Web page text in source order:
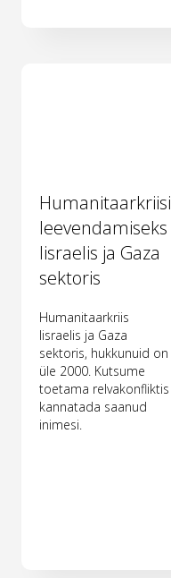
Humanitaarkriisi
leevendamiseks
Iisraelis ja Gaza
sektoris
Humanitaarkriis
Iisraelis ja Gaza
sektoris, hukkunuid on
üle 2000. Kutsume
toetama relvakonfliktis
kannatada saanud
inimesi.